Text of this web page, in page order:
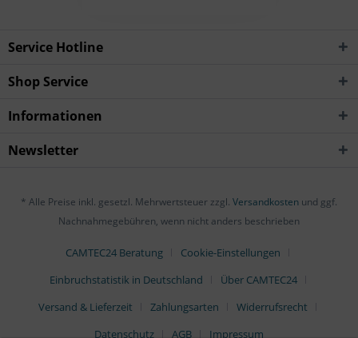
Service Hotline
Shop Service
Informationen
Newsletter
* Alle Preise inkl. gesetzl. Mehrwertsteuer zzgl. Versandkosten und ggf.
Nachnahmegebühren, wenn nicht anders beschrieben
CAMTEC24 Beratung
Cookie-Einstellungen
Einbruchstatistik in Deutschland
Über CAMTEC24
Versand & Lieferzeit
Zahlungsarten
Widerrufsrecht
Datenschutz
AGB Impressum